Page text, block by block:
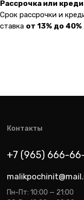
Рассрочка или
Срок рассрочки и
ставка от 13% до